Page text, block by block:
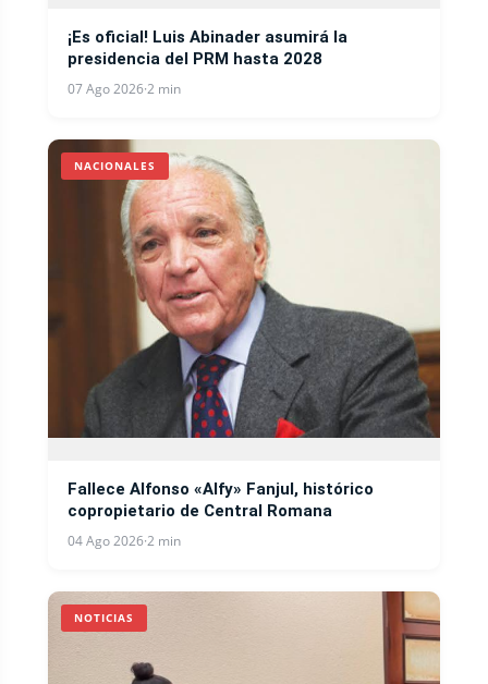
¡Es oficial! Luis Abinader asumirá la
presidencia del PRM hasta 2028
07 Ago 2026·2 min
NACIONALES
Fallece Alfonso «Alfy» Fanjul, histórico
copropietario de Central Romana
04 Ago 2026·2 min
NOTICIAS